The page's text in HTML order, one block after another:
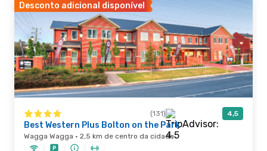
Desconto adicional disponível
(131) 4,5
Best Western Plus Bolton on the Park
Wagga Wagga · 2,5 km de centro da cidade